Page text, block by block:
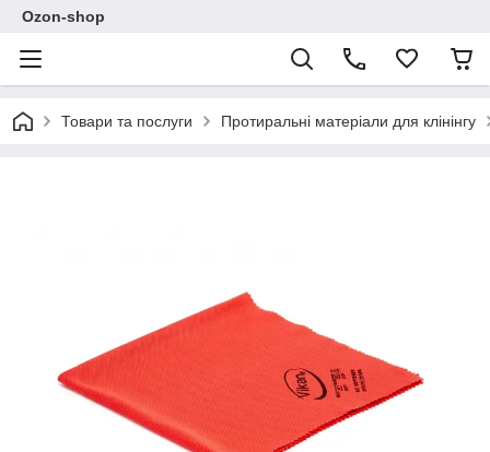
Ozon-shop
Товари та послуги Протиральні матеріали для клінінгу